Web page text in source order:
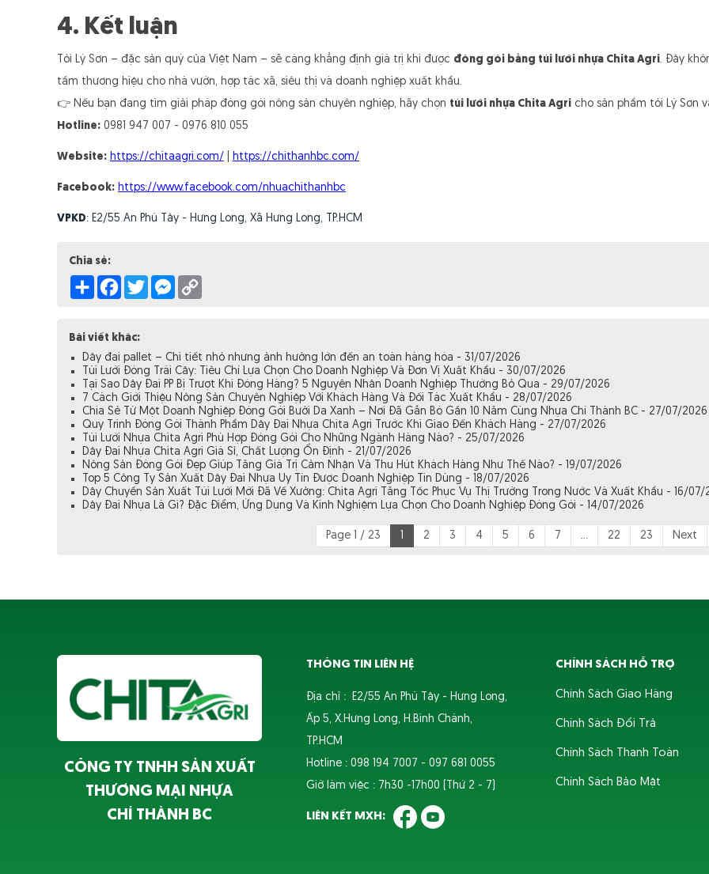
4. Kết luận
Tỏi Lý Sơn – đặc sản quý của Việt Nam – sẽ càng khẳng định giá trị khi được đóng gói bằng túi lưới nhựa Chita Agri. Đây
tầm thương hiệu cho nhà vườn, hợp tác xã, siêu thị và doanh nghiệp xuất khẩu.
👉 Nếu bạn đang tìm giải pháp đóng gói nông sản chuyên nghiệp, hãy chọn túi lưới nhựa Chita Agri cho sản phẩm tỏi Lý Sơn
Hotline: 0981 947 007 - 0976 810 055
Website: https://chitaagri.com/ https://chithanhbc.com/
Facebook: https://www.facebook.com/nhuachithanhbc
VPKD: E2/55 An Phú Tây - Hưng Long, Xã Hưng Long, TP.HCM
Chia sẻ:
Share Facebook
TwitterMessenger
Bài viết khác:
Dây đai pallet – Chi tiết nhỏ nhưng ảnh hưởng lớn đến an toàn hàng hóa - 31/07/2026
Túi Lưới Đóng Trái Cây: Tiêu Chí Lựa Chọn Cho Doanh Nghiệp Và Đơn Vị Xuất Khẩu - 30/07/2026
Tại Sao Dây Đai PP Bị Trượt Khi Đóng Hàng? 5 Nguyên Nhân Doanh Nghiệp Thường Bỏ Qua - 29/07/2026
7 Cách Giới Thiệu Nông Sản Chuyên Nghiệp Với Khách Hàng Và Đối Tác Xuất Khẩu - 28/07/2026
Chia Sẻ Từ Một Doanh Nghiệp Đóng Gói Bưởi Da Xanh – Nơi Đã Gắn Bó Gần 10 Năm Cùng Nhựa Chí Thành BC - 27/07/2026
Quy Trình Đóng Gói Thành Phẩm Dây Đai Nhựa Chita Agri Trước Khi Giao Đến Khách Hàng - 27/07/2026
Túi Lưới Nhựa Chita Agri Phù Hợp Đóng Gói Cho Những Ngành Hàng Nào? - 25/07/2026
Dây Đai Nhựa Chita Agri Giá Sỉ, Chất Lượng Ổn Định - 21/07/2026
Nông Sản Đóng Gói Đẹp Giúp Tăng Giá Trị Cảm Nhận Và Thu Hút Khách Hàng Như Thế Nào? - 19/07/2026
Top 5 Công Ty Sản Xuất Dây Đai Nhựa Uy Tín Được Doanh Nghiệp Tin Dùng - 18/07/2026
Dây Chuyền Sản Xuất Túi Lưới Mới Đã Về Xưởng: Chita Agri Tăng Tốc Phục Vụ Thị Trường Trong Nước Và Xuất Khẩu - 16/07/
Dây Đai Nhựa Là Gì? Đặc Điểm, Ứng Dụng Và Kinh Nghiệm Lựa Chọn Cho Doanh Nghiệp Đóng Gói - 14/07/2026
Page 1 / 23 1 2 3 4 5 6 7 ... 22 23 Next
CÔNG TY TNHH SẢN XUẤT
THƯƠNG MẠI NHỰA
CHÍ THÀNH BC
THÔNG TIN LIÊN HỆ
Địa chỉ : E2/55 An Phú Tây - Hưng Long,
Ấp 5, X.Hưng Long, H.Bình Chánh,
TP.HCM
Hotline : 098 194 7007 - 097 681 0055
Giờ làm việc : 7h30 -17h00 (Thứ 2 - 7)
LIÊN KẾT MXH:
CHÍNH SÁCH HỖ TRỢ
Chính Sách Giao Hàng
Chính Sách Đổi Trả
Chính Sách Thanh Toán
Chính Sách Bảo Mật